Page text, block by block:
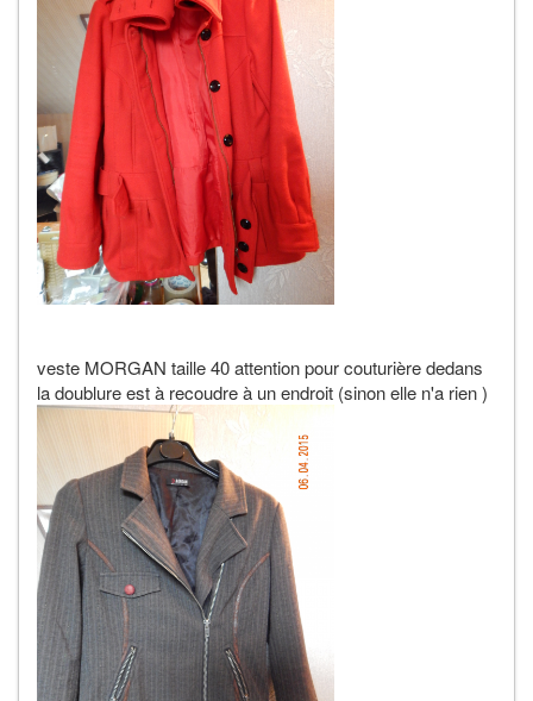
veste MORGAN taille 40 attention pour couturière dedans
la doublure est à recoudre à un endroit (sinon elle n'a rien )